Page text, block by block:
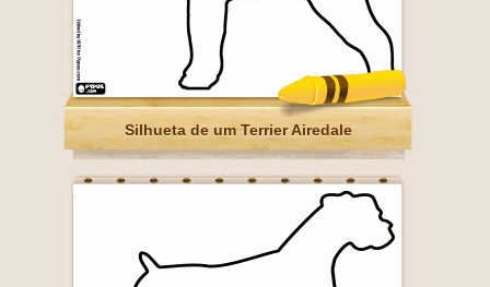
Silhueta de um Terrier Airedale